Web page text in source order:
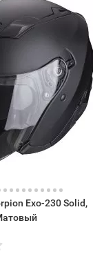
Exo-230 Solid,